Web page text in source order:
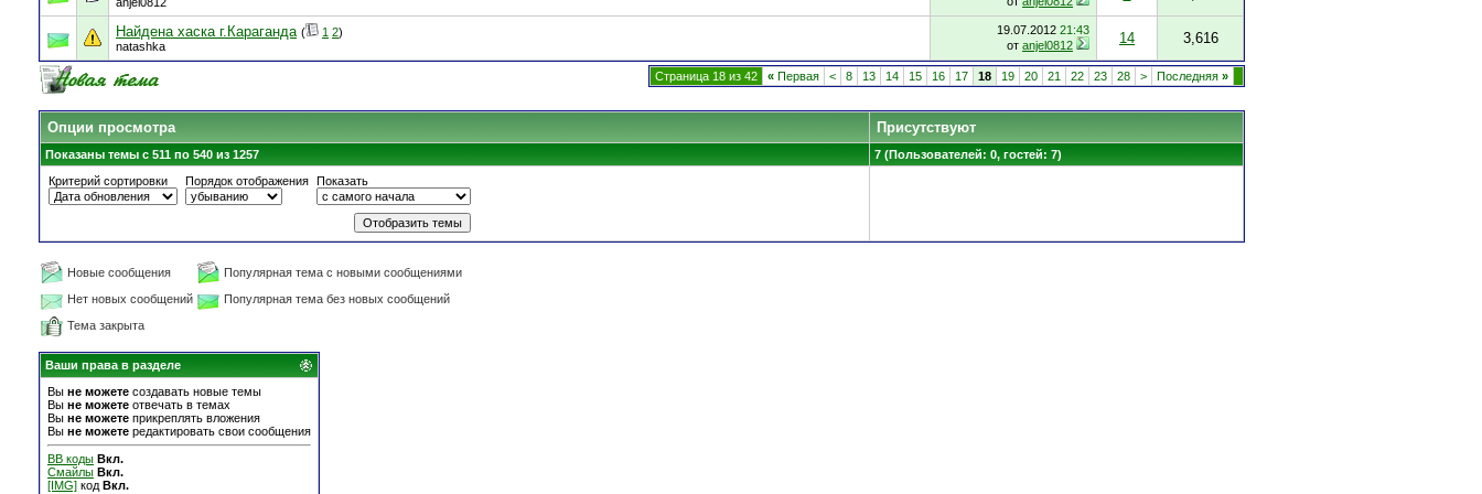
Найдена хаска г.Караганда ( 1 2)
natashka
19.07.2012 21:43
от anjel0812 14 3,616
Страница 18 из 42 « Первая < 8 13 14 15 16 17 18 19 20 21 22 23 28 > Последняя »
Опции просмотра Присутствуют
Показаны темы с 511 по 540 из 1257
7 (Пользователей: 0, гостей: 7)
Критерий сортировки
Порядок отображения Показать
Новые сообщения
Популярная тема с новыми сообщениями
Нет новых сообщений
Популярная тема без новых сообщений
Тема закрыта
Ваши права в разделе
Вы не можете создавать новые темы
Вы не можете отвечать в темах
Вы не можете прикреплять вложения
Вы не можете редактировать свои сообщения
BB коды Вкл.
Смайлы Вкл.
[IMG] код Вкл.